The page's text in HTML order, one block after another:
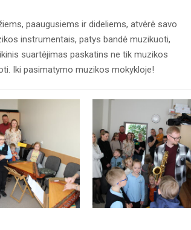
paaugusiems ir dideliems, atvėrė savo
instrumentais, patys bandė muzikuoti,
suartėjimas paskatins ne tik muzikos
Iki pasimatymo muzikos mokykloje!